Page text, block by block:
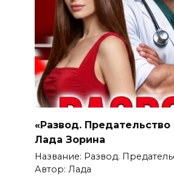
«Развод. Предательство
Лада Зорина
Название: Развод.
Автор: Лада